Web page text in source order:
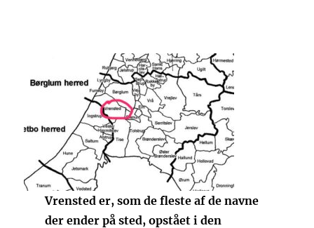
Vrensted er, som de fleste af de navne
der ender på sted, opstået i den